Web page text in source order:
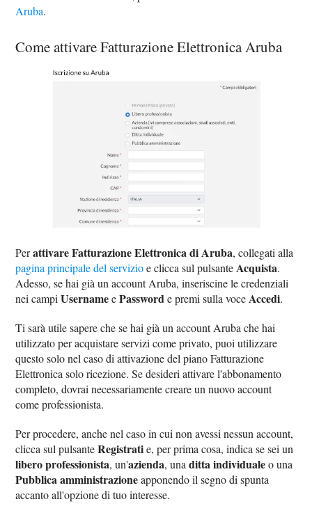
Aruba.
Come attivare Fatturazione Elettronica Aruba
Perattivare Fatturazione Elettronica di Aruba, collegati alla
pagina principale del servizioe clicca sul pulsanteAcquista.
Adesso, se hai già un account Aruba, inseriscine le credenziali
nei campiUsernameePassworde premi sulla voceAccedi.
Ti sarà utile sapere che se hai già un account Aruba che hai
utilizzato per acquistare servizi come privato, puoi utilizzare
questo solo nel caso di attivazione del piano Fatturazione
Elettronica solo ricezione. Se desideri attivare l'abbonamento
completo, dovrai necessariamente creare un nuovo account
come professionista.
Per procedere, anche nel caso in cui non avessi nessun account,
clicca sul pulsanteRegistratie, per prima cosa, indica se sei un
libero professionista, un'azienda, unaditta individualeo una
Pubblica amministrazioneapponendo il segno di spunta
accanto all'opzione di tuo interesse.